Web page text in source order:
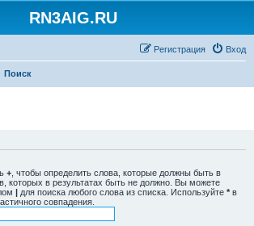
RN3AIG.RU
Вход
Регистрация
Поиск
+ , чтобы определить слова, которые должны быть в
которых в результатах быть не должно. Вы можете
| для поиска любого слова из списка. Используйте * в
совпадения.